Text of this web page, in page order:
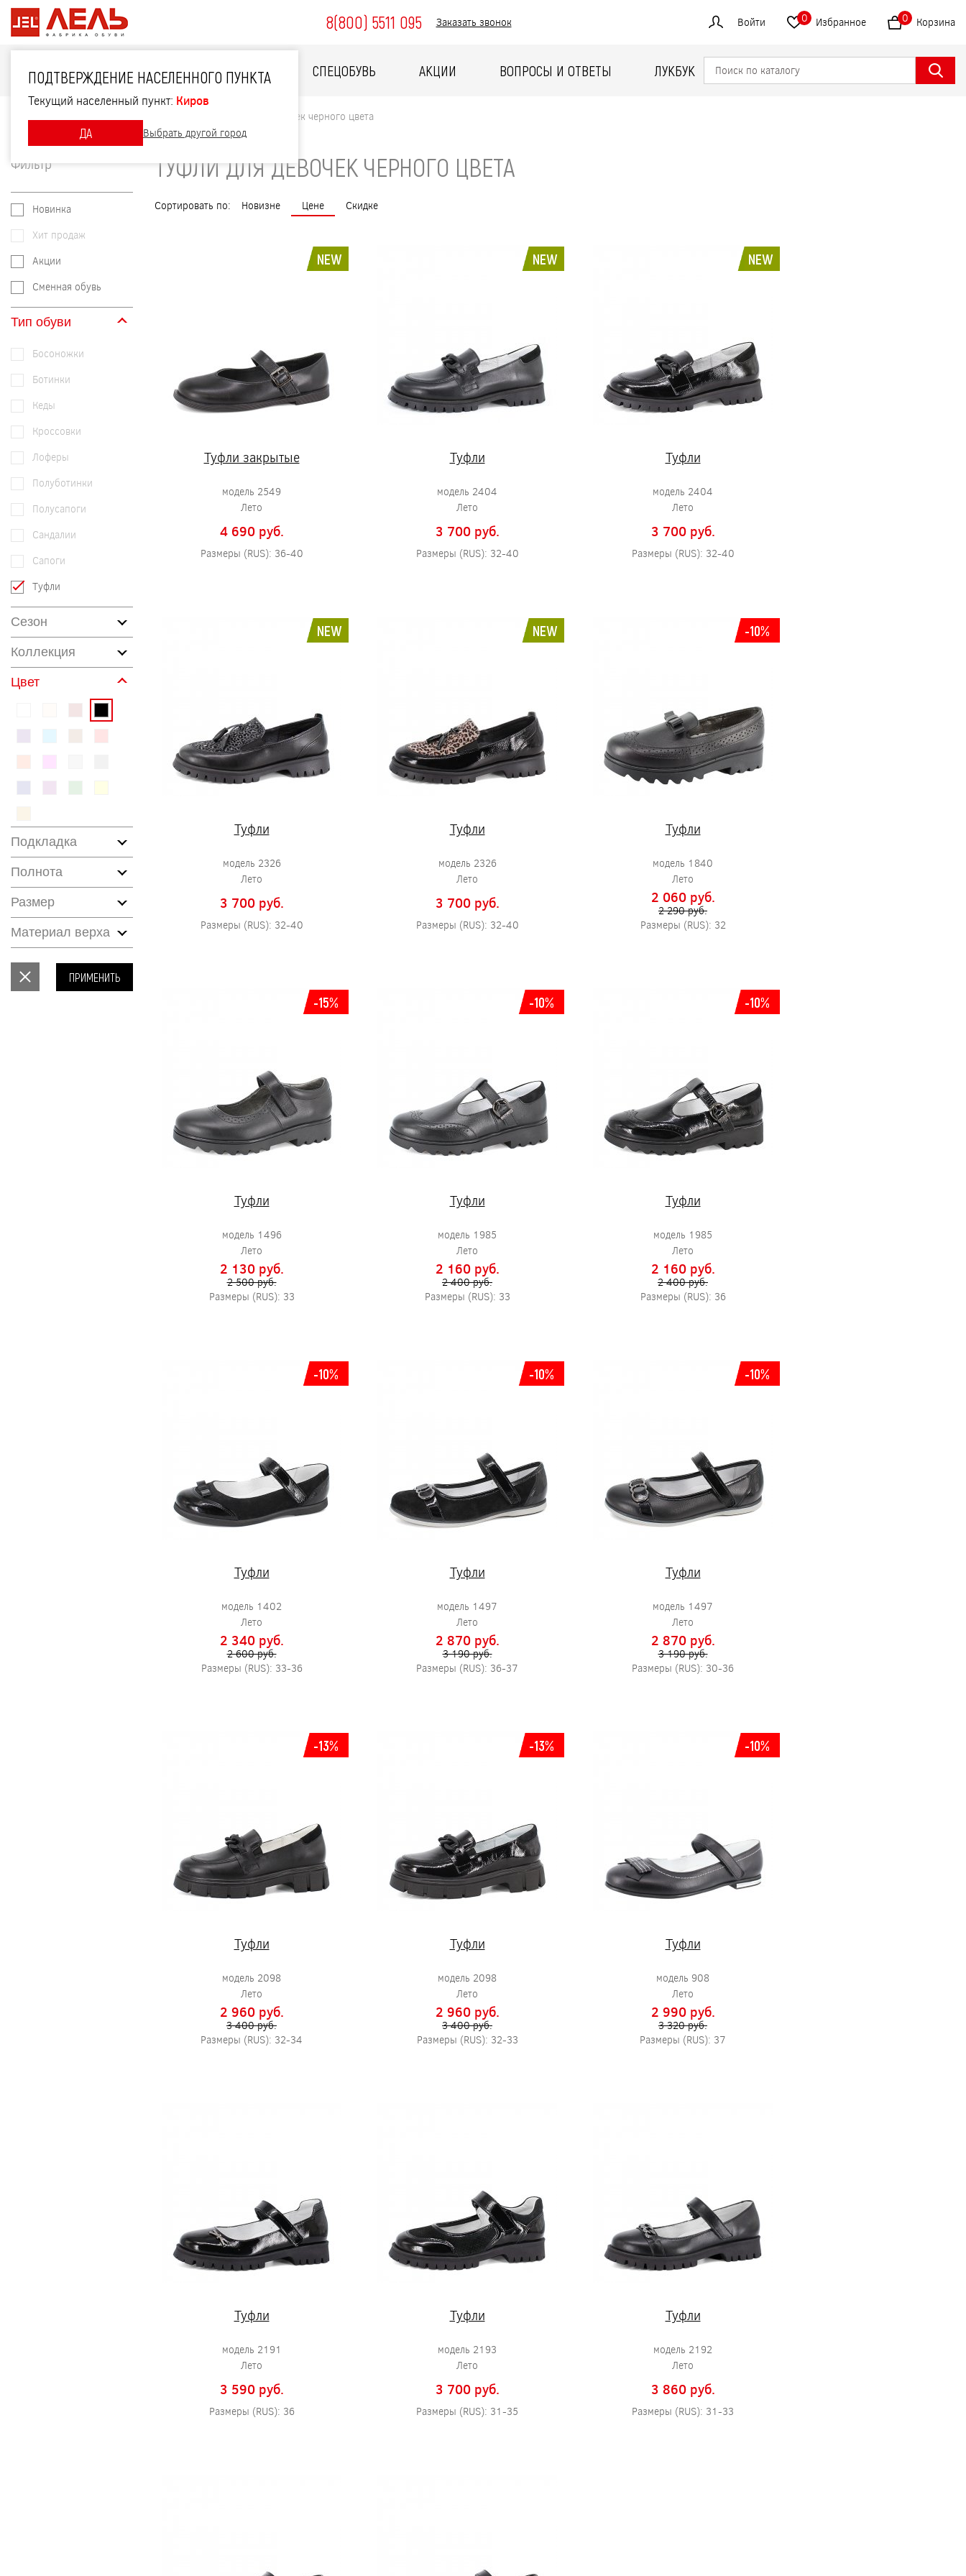
8(800) 5511 095 Заказать звонок Войти Избранное
0 Корзина
0
ПОДТВЕРЖДЕНИЕ НАСЕЛЕННОГО ПУНКТА
Текущий населенный пункт: Киров
ДА Выбрать другой город
ДЛЯ НЕЁ ДЛЯ НЕГО ДЛЯ ДЕТЕЙ СПЕЦОБУВЬ АКЦИИ ВОПРОСЫ И ОТВЕТЫ ЛУКБУК
Туфли для девочек черного цвета
Фильтр
Новинка
Хит продаж
Акции
Сменная обувь
Тип обуви
Босоножки
Ботинки
Кеды
Кроссовки
Лоферы
Полуботинки
Полусапоги
Сандалии
Сапоги
Туфли
Сезон
Коллекция
Цвет
Подкладка
Полнота
Размер
Материал верха
ПРИМЕНИТЬ
ТУФЛИ ДЛЯ ДЕВОЧЕК ЧЕРНОГО ЦВЕТА
Сортировать по: Новизне Цене Скидке
NEW
Туфли закрытые
модель 2549
Лето
4 690 pуб.
Размеры (RUS): 36-40
NEW
Туфли
модель 2404
Лето
3 700 pуб.
Размеры (RUS): 32-40
NEW
Туфли
модель 2404
Лето
3 700 pуб.
Размеры (RUS): 32-40
NEW
Туфли
модель 2326
Лето
3 700 pуб.
Размеры (RUS): 32-40
NEW
Туфли
модель 2326
Лето
3 700 pуб.
Размеры (RUS): 32-40
-10%
Туфли
модель 1840
Лето
2 060 pуб.
2 290 pуб.
Размеры (RUS): 32
-15%
Туфли
модель 1496
Лето
2 130 pуб.
2 500 pуб.
Размеры (RUS): 33
-10%
Туфли
модель 1985
Лето
2 160 pуб.
2 400 pуб.
Размеры (RUS): 33
-10%
Туфли
модель 1985
Лето
2 160 pуб.
2 400 pуб.
Размеры (RUS): 36
-10%
Туфли
модель 1402
Лето
2 340 pуб.
2 600 pуб.
Размеры (RUS): 33-36
-10%
Туфли
модель 1497
Лето
2 870 pуб.
3 190 pуб.
Размеры (RUS): 36-37
-10%
Туфли
модель 1497
Лето
2 870 pуб.
3 190 pуб.
Размеры (RUS): 30-36
-13%
Туфли
модель 2098
Лето
2 960 pуб.
3 400 pуб.
Размеры (RUS): 32-34
-13%
Туфли
модель 2098
Лето
2 960 pуб.
3 400 pуб.
Размеры (RUS): 32-33
-10%
Туфли
модель 908
Лето
2 990 pуб.
3 320 pуб.
Размеры (RUS): 37
Туфли
модель 2191
Лето
3 590 pуб.
Размеры (RUS): 36
Туфли
модель 2193
Лето
3 700 pуб.
Размеры (RUS): 31-35
Туфли
модель 2192
Лето
3 860 pуб.
Размеры (RUS): 31-33